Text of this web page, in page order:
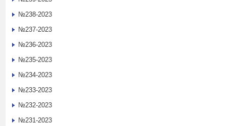
№238-2023
№237-2023
№236-2023
№235-2023
№234-2023
№233-2023
№232-2023
№231-2023